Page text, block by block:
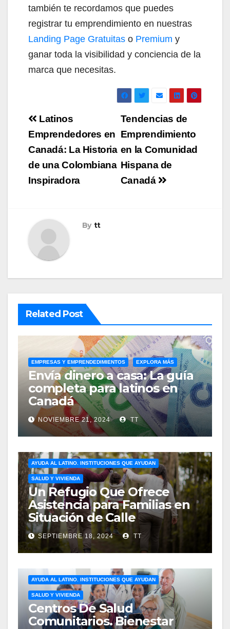
también te recordamos que puedes
registrar tu emprendimiento en nuestras
Landing Page Gratuitas o Premium y
ganar toda la visibilidad y conciencia de la
marca que necesitas.
Navegación
de
entradas
Tendencias de
Emprendimiento
en la Comunidad
Hispana de
Canadá
Latinos
Emprendedores en
Canadá: La Historia
de una Colombiana
Inspiradora
By tt
Related Post
EMPRESAS Y EMPRENDEDIMIENTOS EXPLORA MÁS
Envía dinero a casa: La guía
completa para latinos en
Canadá
NOVIEMBRE 21, 2024 TT
AYUDA AL LATINO. INSTITUCIONES QUE AYUDAN
SALUD Y VIVIENDA
Un Refugio Que Ofrece
Asistencia para Familias en
Situación de Calle
SEPTIEMBRE 18, 2024 TT
AYUDA AL LATINO. INSTITUCIONES QUE AYUDAN
SALUD Y VIVIENDA
Centros De Salud
Comunitarios. Bienestar